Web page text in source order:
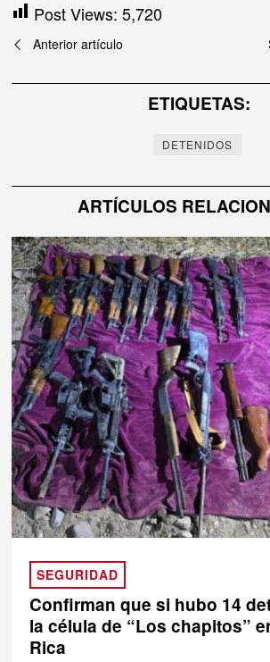
Post Views: 5,720
Navegación
de
Anterior artículo
ETIQUETAS:
DETENIDOS
ARTÍCULOS
SEGURIDAD
Confirman que si hubo 14
la célula de “Los chapitos”
Rica